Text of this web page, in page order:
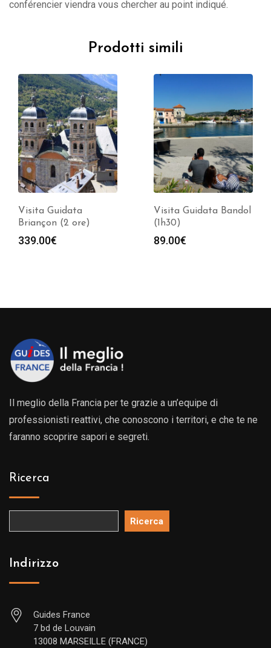
conférencier viendra vous chercher au point indiqué.
Prodotti simili
Visita Guidata
Briançon (2 ore)
339.00€
Visita Guidata Bandol
(1h30)
89.00€
Il meglio della Francia per te grazie a un’equipe di
professionisti reattivi, che conoscono i territori, e che te ne
faranno scoprire sapori e segreti.
Ricerca
Ricerca
Indirizzo
Guides France
7 bd de Louvain
13008 MARSEILLE (FRANCE)